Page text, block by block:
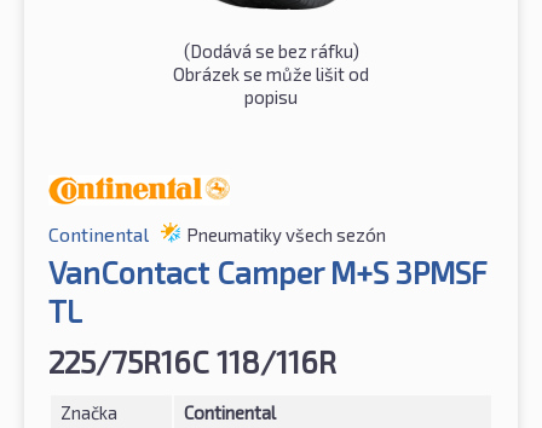
(Dodává se bez ráfku)
Obrázek se může lišit od
popisu
Continental Pneumatiky všech sezón
VanContact Camper M+S 3PMSF
TL
225/75R16C 118/116R
Značka
Continental